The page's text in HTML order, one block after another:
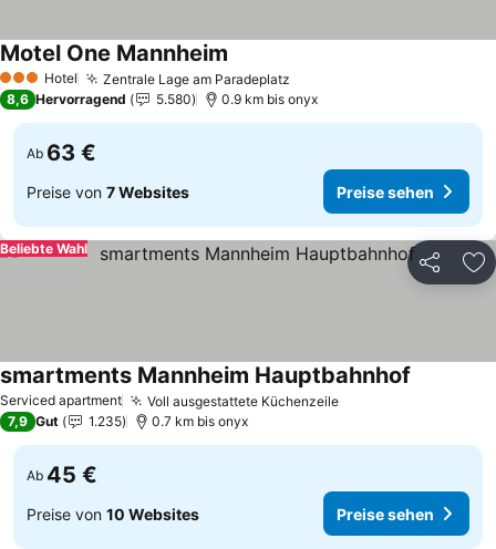
3 SterneHotel Zentrale Lage am Paradeplatz
Motel One Mannheim
8,6 Hervorragend 5.580 0.9 km bis onyx
Ab 63 €
Preise von 7 Websites Preise sehen
Teilen
Beliebte Wahl
Serviced apartment Voll ausgestattete KüchenzeilePreise sehen
smartments Mannheim Hauptbahnhof
7,9 Gut 1.235 0.7 km bis onyx
Ab 45 €
Preise von 10 Websites Preise sehen